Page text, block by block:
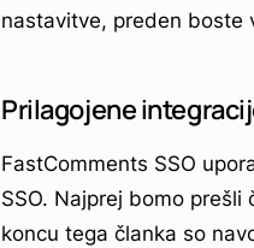
nastavitve, preden boste
Prilagojene
FastComments SSO
SSO. Najprej bomo
koncu tega članka so